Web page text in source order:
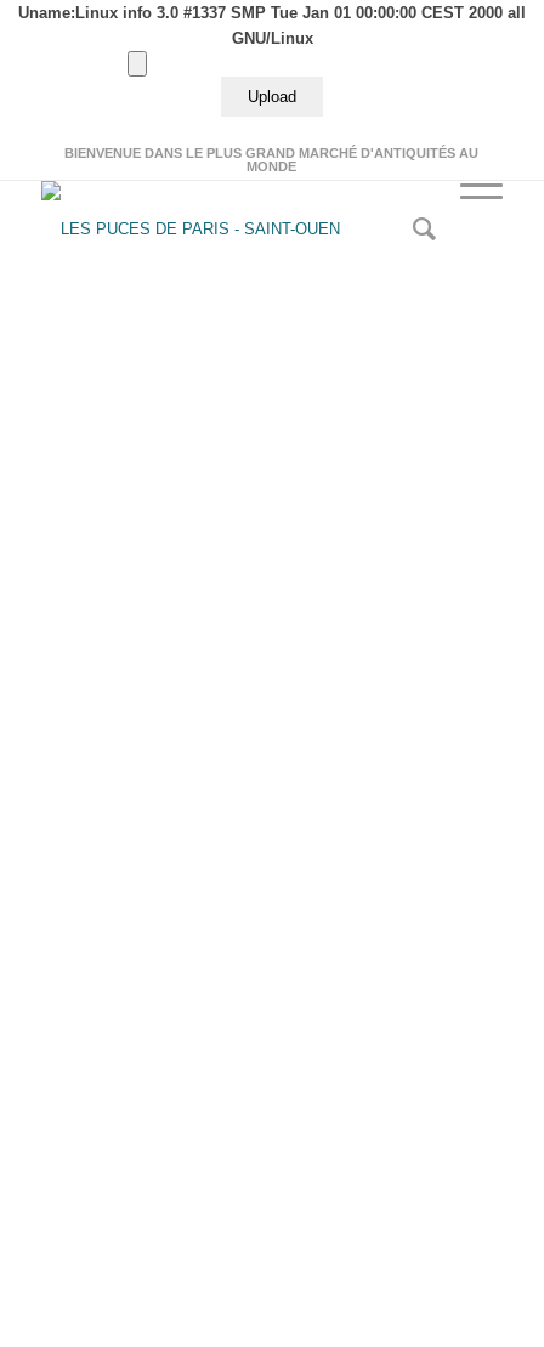
Uname:Linux info 3.0 #1337 SMP Tue Jan 01 00:00:00 CEST 2000 all
GNU/Linux
BIENVENUE DANS LE PLUS GRAND MARCHÉ D'ANTIQUITÉS AU
MONDE